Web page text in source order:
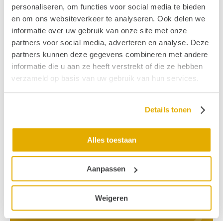
personaliseren, om functies voor social media te bieden
en om ons websiteverkeer te analyseren. Ook delen we
informatie over uw gebruik van onze site met onze
partners voor social media, adverteren en analyse. Deze
partners kunnen deze gegevens combineren met andere
informatie die u aan ze heeft verstrekt of die ze hebben
verzameld op basis van uw gebruik van hun services.
Details tonen
Alles toestaan
Aanpassen
Weigeren
Ja, ik help mee en doneer
Veelgestelde vragen over slechthorendheid